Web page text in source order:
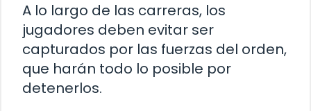
A lo largo de las carreras, los
jugadores deben evitar ser
capturados por las fuerzas del orden,
que harán todo lo posible por
detenerlos.